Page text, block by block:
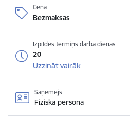
Cena
Bezmaksas
Izpildes termiņš darba dienās
20
Uzzināt vairāk
Saņēmējs
Fiziska persona